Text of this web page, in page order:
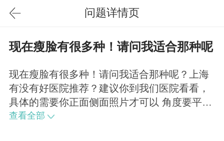
问题详情页
现在瘦脸有很多种！请问我适合那种呢
现在瘦脸有很多种！请问我适合那种呢？上海
有没有好医院推荐？建议你到我们医院看看，
具体的需要你正面侧面照片才可以 角度要平的
不要往上往下
查看全部